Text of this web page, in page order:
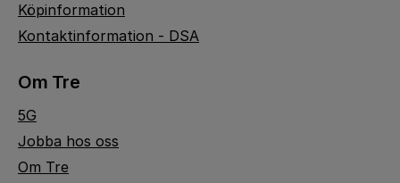
Köpinformation
Kontaktinformation - DSA
Om Tre
5G
Jobba hos oss
Om Tre